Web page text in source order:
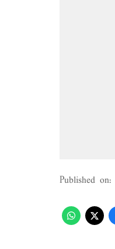
Published on: